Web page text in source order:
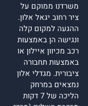
משרדנו ממוקם על
ציר רחוב יגאל אלון.
ההגעה למקום קלה
ונגישה הן באמצעות
רכב מכיוון איילון או
באמצעות תחבורה
ציבורית. מגדלי אלון
נמצאים במרחק
הליכה של 7 דקות